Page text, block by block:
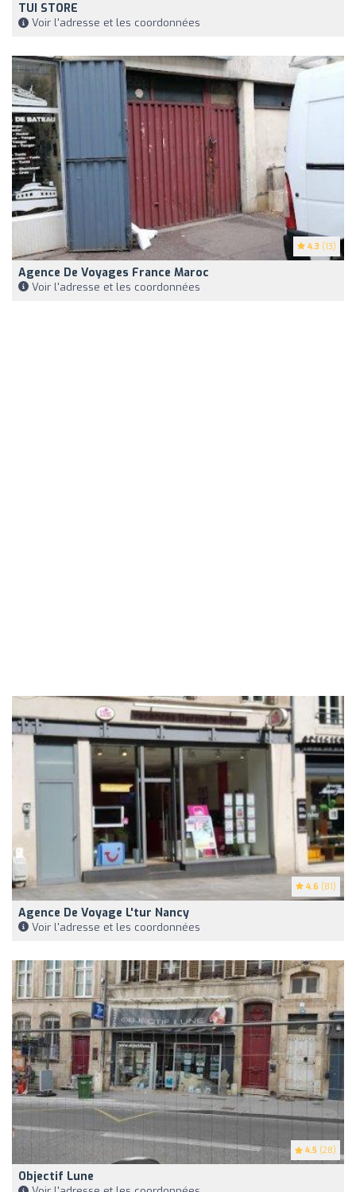
TUI STORE
Voir l'adresse et les coordonnées
4.3 (13)
Agence De Voyages France Maroc
Voir l'adresse et les coordonnées
4.6 (81)
Agence De Voyage L'tur Nancy
Voir l'adresse et les coordonnées
4.5 (28)
Objectif Lune